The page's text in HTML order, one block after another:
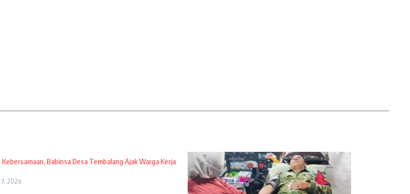
Babinsa Desa Tembalang Ajak Warga Kerja
2026